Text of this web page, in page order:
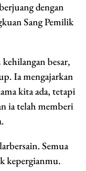
dengan
Sang Pemilik
besar,
Ia mengajarkan
kita ada, tetapi
ia telah memberi
Semua
kepergianmu.